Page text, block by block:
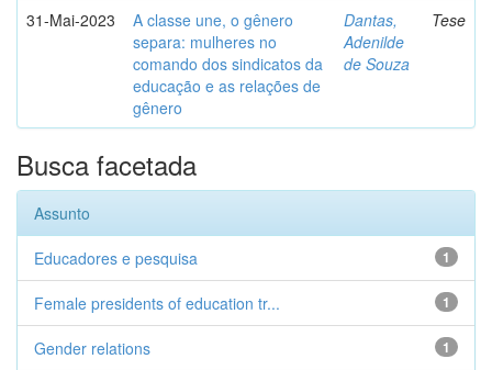
31-Mai-2023
A classe une, o gênero
separa: mulheres no
comando dos sindicatos da
educação e as relações de
gênero
Dantas,
Adenilde
de Souza
Tese
Busca facetada
Assunto
1
Educadores e pesquisa
1
Female presidents of education tr...
1
Gender relations